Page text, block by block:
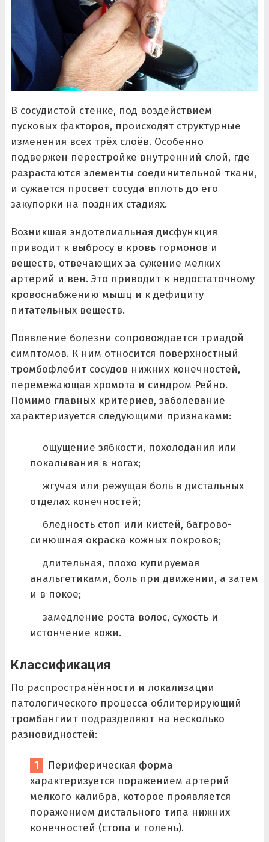
В сосудистой стенке, под воздействием
пусковых факторов, происходят структурные
изменения всех трёх слоёв. Особенно
подвержен перестройке внутренний слой, где
разрастаются элементы соединительной ткани,
и сужается просвет сосуда вплоть до его
закупорки на поздних стадиях.
Возникшая эндотелиальная дисфункция
приводит к выбросу в кровь гормонов и
веществ, отвечающих за сужение мелких
артерий и вен. Это приводит к недостаточному
кровоснабжению мышц и к дефициту
питательных веществ.
Появление болезни сопровождается триадой
симптомов. К ним относится поверхностный
тромбофлебит сосудов нижних конечностей,
перемежающая хромота и синдром Рейно.
Помимо главных критериев, заболевание
характеризуется следующими признаками:
ощущение зябкости, похолодания или
покалывания в ногах;
жгучая или режущая боль в дистальных
отделах конечностей;
бледность стоп или кистей, багрово-
синюшная окраска кожных покровов;
длительная, плохо купируемая
анальгетиками, боль при движении, а затем
и в покое;
замедление роста волос, сухость и
истончение кожи.
Классификация
По распространённости и локализации
патологического процесса облитерирующий
тромбангиит подразделяют на несколько
разновидностей:
Периферическая форма
характеризуется поражением артерий
мелкого калибра, которое проявляется
поражением дистального типа нижних
конечностей (стопа и голень).